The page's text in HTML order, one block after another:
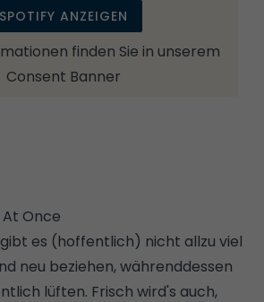
SPOTIFY ANZEIGEN
finden Sie in unserem
Consent Banner
At Once
es (hoffentlich) nicht allzu viel
neu beziehen, währenddessen
lüften. Frisch wird's auch,